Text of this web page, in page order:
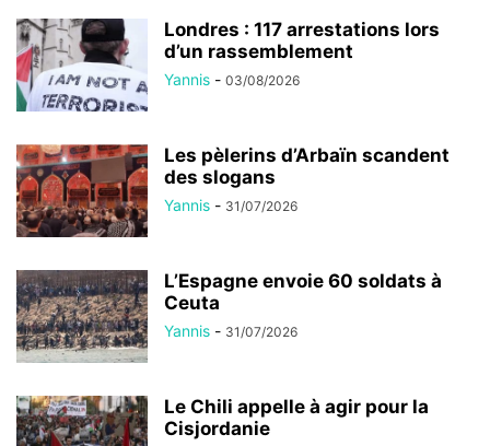
Londres : 117 arrestations lors
d’un rassemblement
Yannis - 03/08/2026
Les pèlerins d’Arbaïn scandent
des slogans
Yannis - 31/07/2026
L’Espagne envoie 60 soldats à
Ceuta
Yannis - 31/07/2026
Le Chili appelle à agir pour la
Cisjordanie